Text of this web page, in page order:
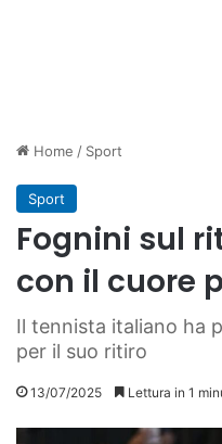
Home / Sport
Sport
Fognini sul
con il cuore
Il tennista italiano ha
per il suo ritiro
13/07/2025 Lettura in 1